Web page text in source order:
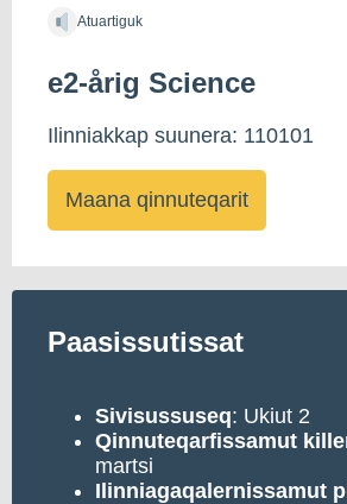
Atuartiguk
e2-årig Science
Ilinniakkap suunera: 110101
Maana qinnuteqarit
Paasissutissat
Sivisussuseq: Ukiut 2
Qinnuteqarfissamut
martsi
Ilinniagaqalernissamut